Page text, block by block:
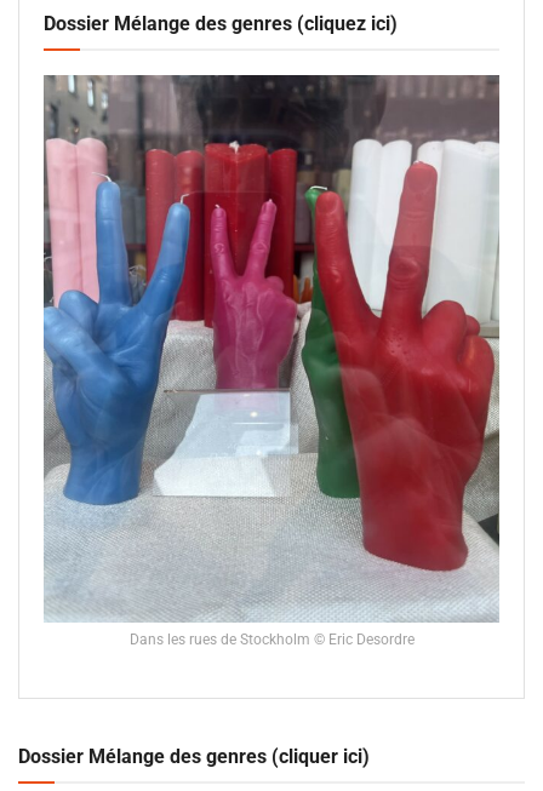
Dossier Mélange des genres (cliquez ici)
Dans les rues de Stockholm © Eric Desordre
Dossier Mélange des genres (cliquer ici)